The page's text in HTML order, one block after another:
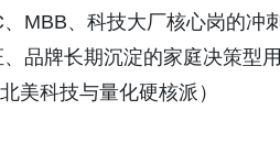
、科技大厂核心岗的冲
品牌长期沉淀的家庭决策型用
科技与量化硬核派）